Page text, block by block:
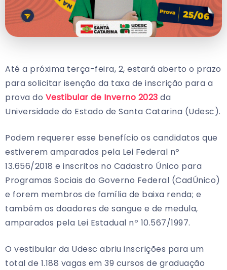
Até a próxima terça-feira, 2, estará aberto o prazo
para solicitar isenção da taxa de inscrição para a
prova do Vestibular de Inverno 2023 da
Universidade do Estado de Santa Catarina (Udesc).
Podem requerer esse benefício os candidatos que
estiverem amparados pela Lei Federal nº
13.656/2018 e inscritos no Cadastro Único para
Programas Sociais do Governo Federal (CadÚnico)
e forem membros de família de baixa renda; e
também os doadores de sangue e de medula,
amparados pela Lei Estadual nº 10.567/1997.
O vestibular da Udesc abriu inscrições para um
total de 1.188 vagas em 39 cursos de graduação